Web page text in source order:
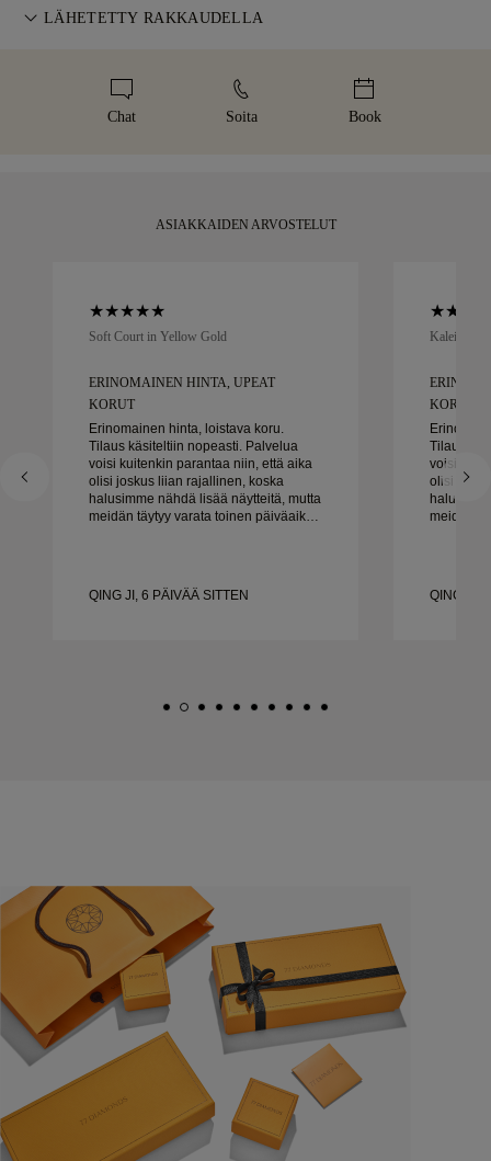
kaikki toimitusongelmat. Tiettyjen arvokkaiden tuotteiden
Amit tai Brinks. Jos et ole täysin tyytyväinen ostoosi, voit
Täydellisen istuvuuden varmistamiseksi 77 Diamonds tarjoaa
LÄHETETTY RAKKAUDELLA
toimitetaan tunnusomaisessa keltaisessa rasiassamme,
Chat Soita Book
ASIAKKAIDEN ARVOSTELUT
Soft Court in Yellow Gold
ERINOMAINEN HINTA, UPEAT
KORUT
Erinomainen hinta, loistava koru.
Tilaus käsiteltiin nopeasti. Palvelua
voisi kuitenkin parantaa niin, että aika
olisi joskus liian rajallinen, koska
halusimme nähdä lisää näytteitä, mutta
meidän täytyy varata toinen päiväaika.
QING JI, 6 PÄIVÄÄ SITTEN
Kaleida
KORUT
Tilaus
voisi
olisi
meidän
QING JI,